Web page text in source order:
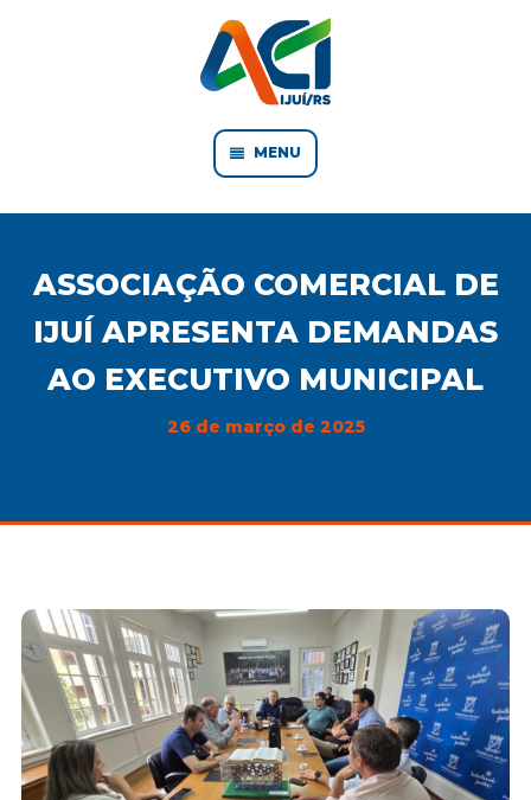
MENU
ASSOCIAÇÃO COMERCIAL DE
IJUÍ APRESENTA DEMANDAS
AO EXECUTIVO MUNICIPAL
26 de março de 2025